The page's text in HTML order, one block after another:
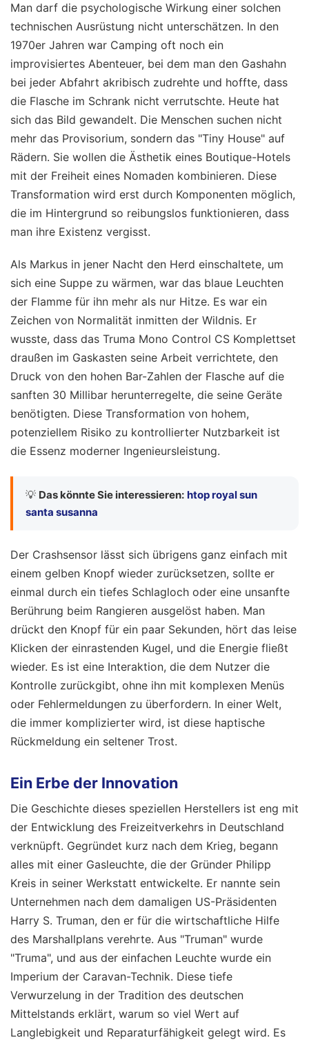
Man darf die psychologische Wirkung einer solchen
technischen Ausrüstung nicht unterschätzen. In den
1970er Jahren war Camping oft noch ein
improvisiertes Abenteuer, bei dem man den Gashahn
bei jeder Abfahrt akribisch zudrehte und hoffte, dass
die Flasche im Schrank nicht verrutschte. Heute hat
sich das Bild gewandelt. Die Menschen suchen nicht
mehr das Provisorium, sondern das "Tiny House" auf
Rädern. Sie wollen die Ästhetik eines Boutique-Hotels
mit der Freiheit eines Nomaden kombinieren. Diese
Transformation wird erst durch Komponenten möglich,
die im Hintergrund so reibungslos funktionieren, dass
man ihre Existenz vergisst.
Als Markus in jener Nacht den Herd einschaltete, um
sich eine Suppe zu wärmen, war das blaue Leuchten
der Flamme für ihn mehr als nur Hitze. Es war ein
Zeichen von Normalität inmitten der Wildnis. Er
wusste, dass das Truma Mono Control CS Komplettset
draußen im Gaskasten seine Arbeit verrichtete, den
Druck von den hohen Bar-Zahlen der Flasche auf die
sanften 30 Millibar herunterregelte, die seine Geräte
benötigten. Diese Transformation von hohem,
potenziellem Risiko zu kontrollierter Nutzbarkeit ist
die Essenz moderner Ingenieursleistung.
💡 Das könnte Sie interessieren: htop royal sun
santa susanna
Der Crashsensor lässt sich übrigens ganz einfach mit
einem gelben Knopf wieder zurücksetzen, sollte er
einmal durch ein tiefes Schlagloch oder eine unsanfte
Berührung beim Rangieren ausgelöst haben. Man
drückt den Knopf für ein paar Sekunden, hört das leise
Klicken der einrastenden Kugel, und die Energie fließt
wieder. Es ist eine Interaktion, die dem Nutzer die
Kontrolle zurückgibt, ohne ihn mit komplexen Menüs
oder Fehlermeldungen zu überfordern. In einer Welt,
die immer komplizierter wird, ist diese haptische
Rückmeldung ein seltener Trost.
Ein Erbe der Innovation
Die Geschichte dieses speziellen Herstellers ist eng mit
der Entwicklung des Freizeitverkehrs in Deutschland
verknüpft. Gegründet kurz nach dem Krieg, begann
alles mit einer Gasleuchte, die der Gründer Philipp
Kreis in seiner Werkstatt entwickelte. Er nannte sein
Unternehmen nach dem damaligen US-Präsidenten
Harry S. Truman, den er für die wirtschaftliche Hilfe
des Marshallplans verehrte. Aus "Truman" wurde
"Truma", und aus der einfachen Leuchte wurde ein
Imperium der Caravan-Technik. Diese tiefe
Verwurzelung in der Tradition des deutschen
Mittelstands erklärt, warum so viel Wert auf
Langlebigkeit und Reparaturfähigkeit gelegt wird. Es